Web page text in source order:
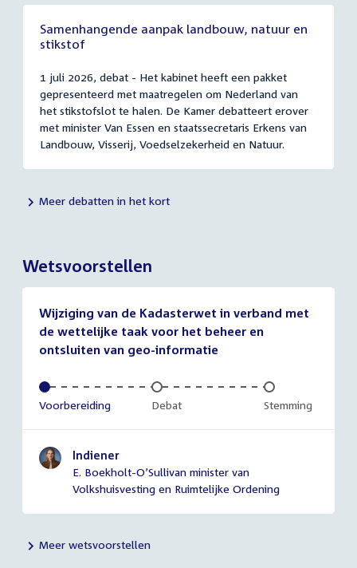
Samenhangende aanpak landbouw, natuur en
stikstof
1 juli 2026, debat - Het kabinet heeft een pakket
gepresenteerd met maatregelen om Nederland van
het stikstofslot te halen. De Kamer debatteert erover
met minister Van Essen en staatssecretaris Erkens van
Landbouw, Visserij, Voedselzekerheid en Natuur.
Meer debatten in het kort
Wetsvoorstellen
Wijziging van de Kadasterwet in verband met
de wettelijke taak voor het beheer en
ontsluiten van geo-informatie
Voltooid:
Voorbereiding Onvoltooid:
Debat Onvoltooid:
Stemming
Indiener
E. Boekholt-O’Sullivan minister van
Volkshuisvesting en Ruimtelijke Ordening
Meer wetsvoorstellen